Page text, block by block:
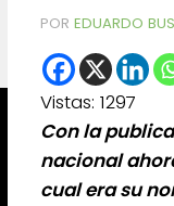
POR EDUARDO
Vistas: 1297
Con la
nacional
cual era su